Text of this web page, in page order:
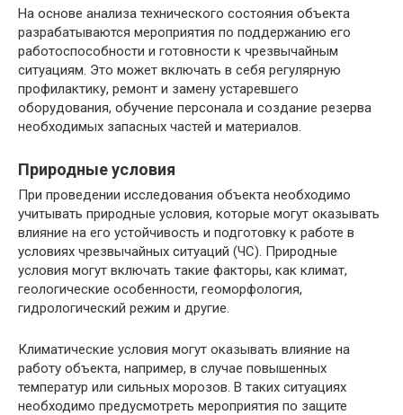
На основе анализа технического состояния объекта
разрабатываются мероприятия по поддержанию его
работоспособности и готовности к чрезвычайным
ситуациям. Это может включать в себя регулярную
профилактику, ремонт и замену устаревшего
оборудования, обучение персонала и создание резерва
необходимых запасных частей и материалов.
Природные условия
При проведении исследования объекта необходимо
учитывать природные условия, которые могут оказывать
влияние на его устойчивость и подготовку к работе в
условиях чрезвычайных ситуаций (ЧС). Природные
условия могут включать такие факторы, как климат,
геологические особенности, геоморфология,
гидрологический режим и другие.
Климатические условия могут оказывать влияние на
работу объекта, например, в случае повышенных
температур или сильных морозов. В таких ситуациях
необходимо предусмотреть мероприятия по защите